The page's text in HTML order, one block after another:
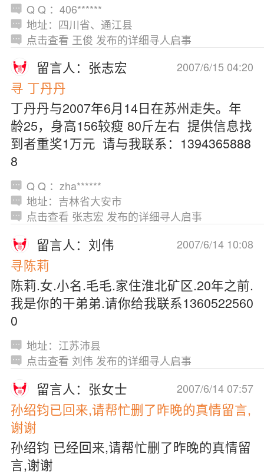
Q Q ：406******
地址：四川省、通江县
点击查看 王俊 发布的详细寻人启事
2007/6/15 04:20
留言人：张志宏
寻 丁丹丹
丁丹丹与2007年6月14日在苏州走失。年
龄25，身高156较瘦 80斤左右 提供信息找
到者重奖1万元 请与我联系：1394365888
8
Q Q ：zha******
地址：吉林省大安市
点击查看 张志宏 发布的详细寻人启事
2007/6/14 10:08
留言人：刘伟
寻陈莉
陈莉.女.小名.毛毛.家住淮北矿区.20年之前.
我是你的干弟弟.请你给我联系1360522560
0
地址：江苏沛县
点击查看 刘伟 发布的详细寻人启事
2007/6/14 07:57
留言人：张女士
孙绍钧已回来,请帮忙删了昨晚的真情留言,
谢谢
孙绍钧 已经回来,请帮忙删了昨晚的真情留
言,谢谢